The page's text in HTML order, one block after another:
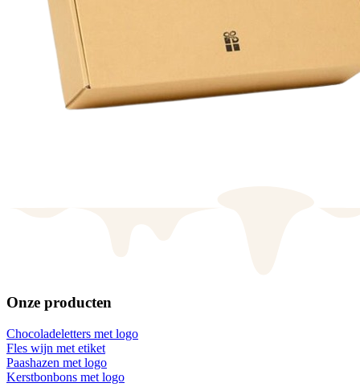
Onze producten
Chocoladeletters met logo
Fles wijn met etiket
Paashazen met logo
Kerstbonbons met logo